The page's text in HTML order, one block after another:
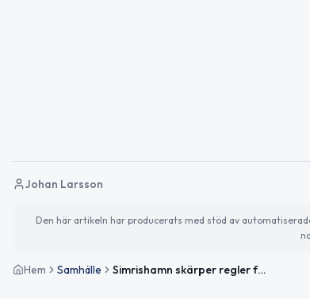
Johan Larsson
Den här artikeln har producerats med stöd av
Hem Samhälle Simrishamn skärper regler för foto i vallokaler